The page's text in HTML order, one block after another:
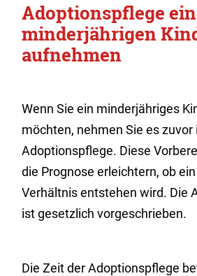
Adoptionspflege
minderjährigen
aufnehmen
Wenn Sie ein minderjähriges
möchten, nehmen Sie es zuvor
Adoptionspflege. Diese
die Prognose erleichtern, ob
Verhältnis entstehen wird. Die
ist gesetzlich vorgeschrieben.
Die Zeit der Adoptionspflege